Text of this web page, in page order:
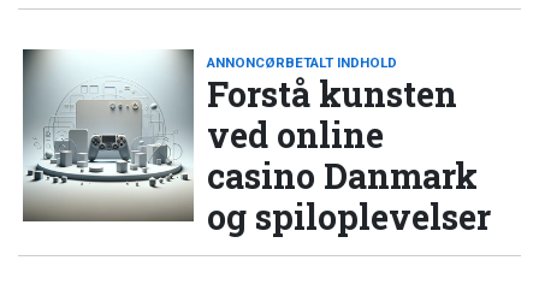
ANNONCØRBETALT INDHOLD
Forstå kunsten
ved online
casino Danmark
og spiloplevelser